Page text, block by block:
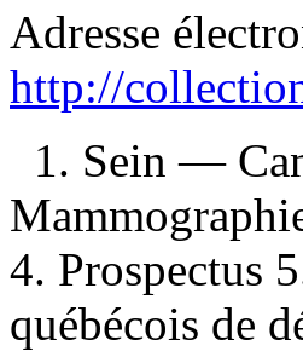
Adresse
http://
1. Sein —
4. Prospectus
québécois de